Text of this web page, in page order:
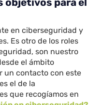
objetivos para el
en ciberseguridad y
Es otro de los roles
son nuestro
el ámbito
un contacto con este
el de la
que recogíamos en